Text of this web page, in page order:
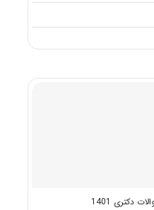
دکتری 1401